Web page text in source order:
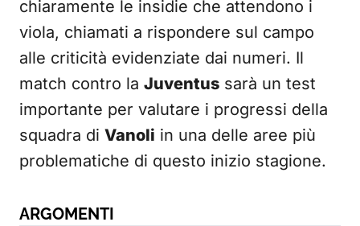
chiaramente le insidie che attendono i
viola, chiamati a rispondere sul campo
alle criticità evidenziate dai numeri. Il
match contro la Juventus sarà un test
importante per valutare i progressi della
squadra di Vanoli in una delle aree più
problematiche di questo inizio stagione.
ARGOMENTI